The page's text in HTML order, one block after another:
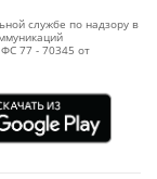
службе по надзору в
77 - 70345 от